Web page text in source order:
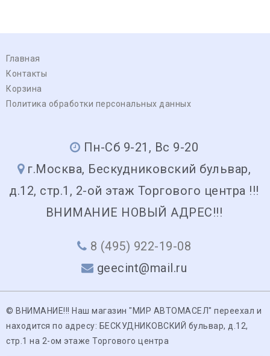
Главная
Контакты
Корзина
Политика обработки персональных данных
Пн-Сб 9-21, Вс 9-20
г.Москва, Бескудниковский бульвар,
д.12, стр.1, 2-ой этаж Торгового центра !!!
ВНИМАНИЕ НОВЫЙ АДРЕС!!!
8 (495) 922-19-08
geecint@mail.ru
© ВНИМАНИЕ!!! Наш магазин "МИР АВТОМАСЕЛ" переехал и
находится по адресу: БЕСКУДНИКОВСКИЙ бульвар, д.12,
стр.1 на 2-ом этаже Торгового центра